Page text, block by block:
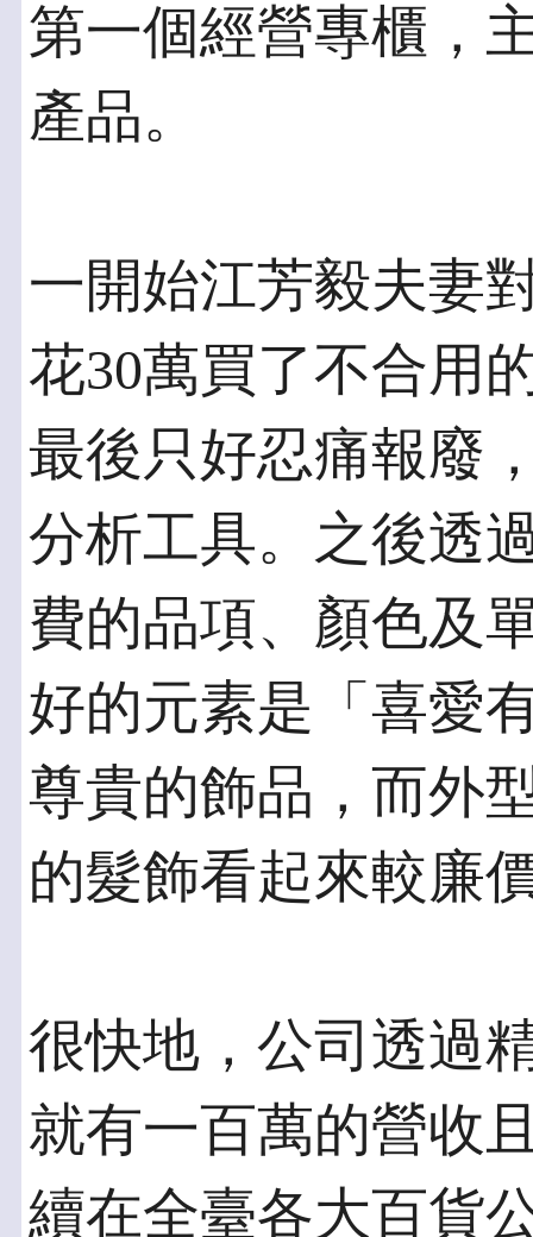
第一個經營專櫃，
產品。
一開始江芳毅夫妻
花30萬買了不合用
最後只好忍痛報廢
分析工具。之後透
費的品項、顏色及
好的元素是「喜愛
尊貴的飾品，而外
的髮飾看起來較廉
很快地，公司透過
就有一百萬的營收
續在全臺各大百貨